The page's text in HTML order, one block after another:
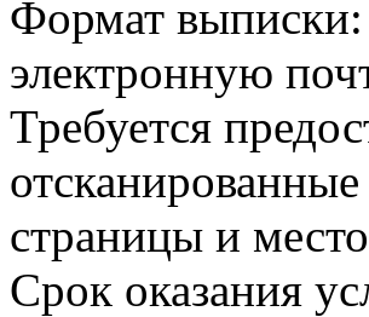
Формат выписки:
электронную
Требуется
страницы и
Срок оказания